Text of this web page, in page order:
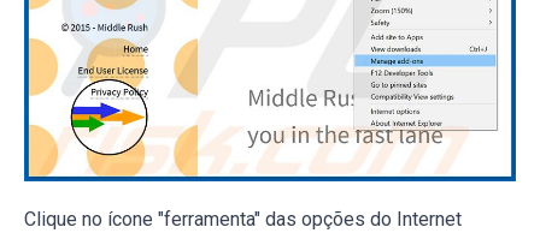
Clique no ícone "ferramenta" das opções do Internet